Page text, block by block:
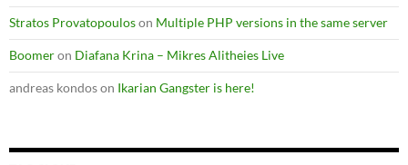
Stratos Provatopouloson Multiple PHP versions in the same server
Boomeron Diafana Krina – Mikres Alitheies Live
andreas kondoson Ikarian Gangster is here!